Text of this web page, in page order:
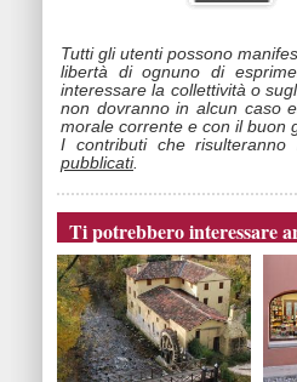
Tutti gli utenti possono
libertà di ognuno di
interessare la collettività o
non dovranno in alcun caso
morale corrente e con il buon
I contributi che
pubblicati.
Ti potrebbero interessare